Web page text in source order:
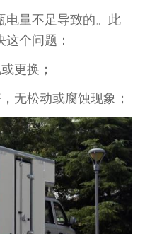
量不足导致的。此
个问题：
更换；
松动或腐蚀现象；